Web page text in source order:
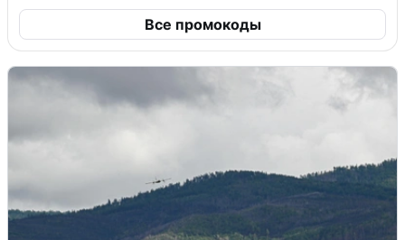
Все промокоды